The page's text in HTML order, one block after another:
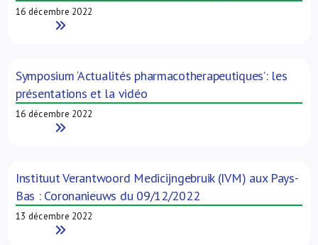
16 décembre 2022
Read More
Symposium ‘Actualités pharmacotherapeutiques’: les
présentations et la vidéo
16 décembre 2022
Read More
Instituut Verantwoord Medicijngebruik (IVM) aux Pays-
Bas : Coronanieuws du 09/12/2022
13 décembre 2022
Read More